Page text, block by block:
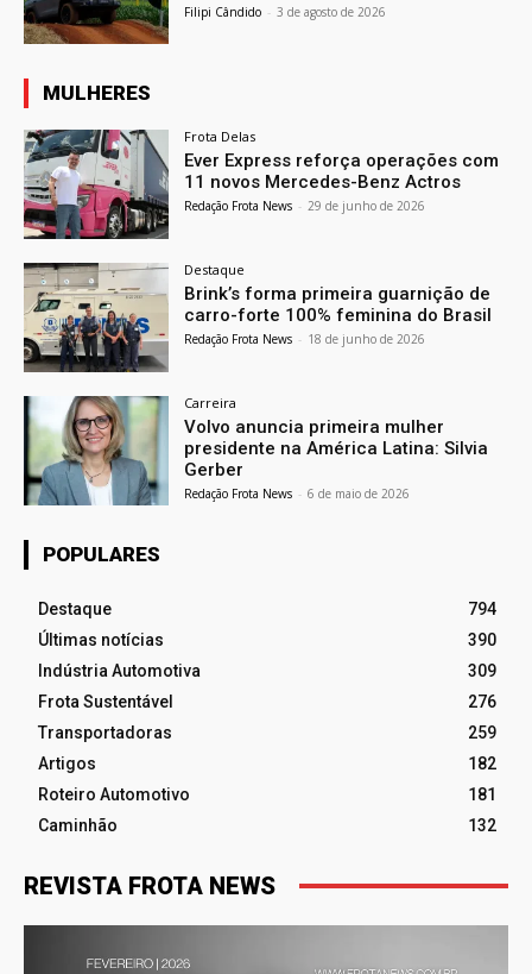
Filipi Cândido - 3 de agosto de 2026
MULHERES
Frota Delas
Ever Express reforça operações com
11 novos Mercedes-Benz Actros
Redação Frota News - 29 de junho de 2026
Destaque
Brink’s forma primeira guarnição de
carro-forte 100% feminina do Brasil
Redação Frota News - 18 de junho de 2026
Carreira
Volvo anuncia primeira mulher
presidente na América Latina: Silvia
Gerber
Redação Frota News - 6 de maio de 2026
POPULARES
Destaque
794
Últimas notícias
390
Indústria Automotiva
309
Frota Sustentável
276
Transportadoras
259
Artigos
182
Roteiro Automotivo
181
Caminhão
132
REVISTA FROTA NEWS